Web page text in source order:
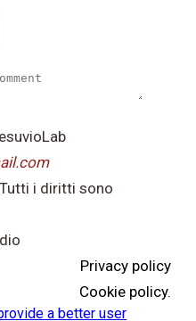
i diritti sono
Privacy policy
Cookie policy.
a better user